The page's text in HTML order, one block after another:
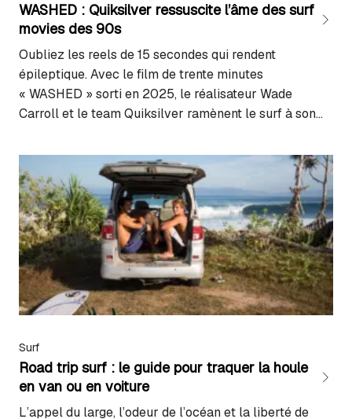
WASHED : Quiksilver ressuscite l’âme des surf
movies des 90s
Oubliez les reels de 15 secondes qui rendent
épileptique. Avec le film de trente minutes
« WASHED » sorti en 2025, le réalisateur Wade
Carroll et le team Quiksilver ramènent le surf à son
projet est un acte de défiance face à la consommation
rapide des réseaux sociaux….
Surf
Road trip surf : le guide pour traquer la houle
en van ou en voiture
L’appel du large, l’odeur de l’océan et la liberté de